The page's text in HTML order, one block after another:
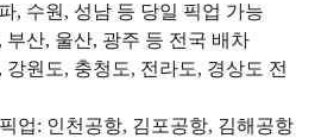
, 수원, 성남 등 당일 픽업 가능
부산, 울산, 광주 등 전국 배차
강원도, 충청도, 전라도, 경상도 전
업: 인천공항, 김포공항, 김해공항